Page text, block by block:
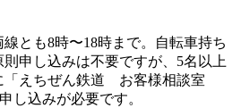
とも8時〜18時まで。自転車持ち
申し込みは不要ですが、5名以上
「えちぜん鉄道 お客様相談室
し込みが必要です。